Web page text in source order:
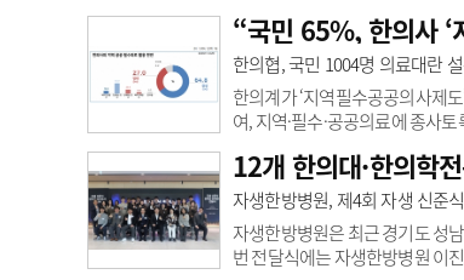
다”고 밝혔다.신병철 부산대 한
성 ▲한의분야 장애인 건강관리
원장은 한의과만 장애인 주치의
“국민 65%, 한의사 ‘
한의협, 국민 1004명 의료대란
한의계가 ‘지역필수공공의사제
여, 지역·필수·공공의료에 종사
1004명을 대상으로 지난해 11월
대는 27%로 집계됐다. ‘한의사
한 명확한 법적·제도적 근거가
12개 한의대·한의학
자생한방병원, 제4회 자생 신준
자생한방병원은 최근 경기도 성
번 전달식에는 자생한방병원 이